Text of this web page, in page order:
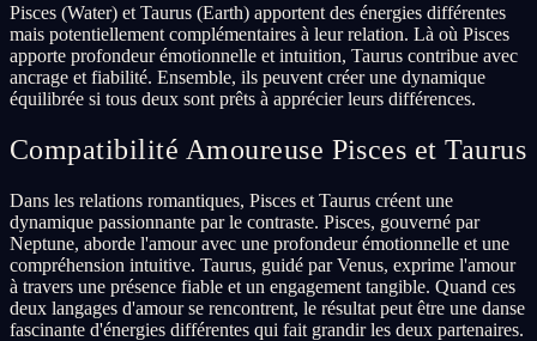
Pisces (Water) et Taurus (Earth) apportent des énergies différentes
mais potentiellement complémentaires à leur relation. Là où Pisces
apporte profondeur émotionnelle et intuition, Taurus contribue avec
ancrage et fiabilité. Ensemble, ils peuvent créer une dynamique
équilibrée si tous deux sont prêts à apprécier leurs différences.
Compatibilité Amoureuse Pisces et Taurus
Dans les relations romantiques, Pisces et Taurus créent une
dynamique passionnante par le contraste. Pisces, gouverné par
Neptune, aborde l'amour avec une profondeur émotionnelle et une
compréhension intuitive. Taurus, guidé par Venus, exprime l'amour
à travers une présence fiable et un engagement tangible. Quand ces
deux langages d'amour se rencontrent, le résultat peut être une danse
fascinante d'énergies différentes qui fait grandir les deux partenaires.